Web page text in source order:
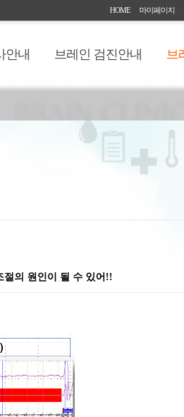
HOME 마이페이지
안내 브레인 검진안내 브
절의 원인이 될 수 있어!!